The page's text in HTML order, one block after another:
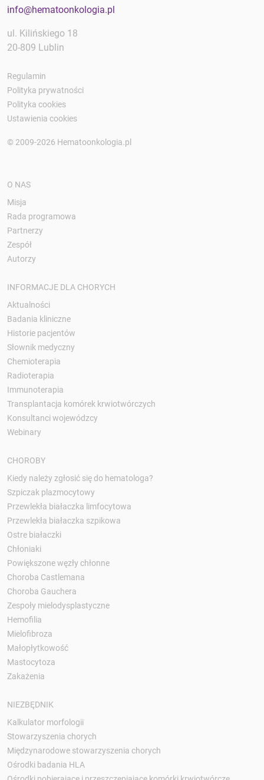
info@hematoonkologia.pl
ul. Kilińskiego 18
20-809 Lublin
Regulamin
Polityka prywatności
Polityka cookies
Ustawienia cookies
© 2009-2026 Hematoonkologia.pl
O NAS
Misja
Rada programowa
Partnerzy
Zespół
Autorzy
INFORMACJE DLA CHORYCH
Aktualności
Badania kliniczne
Historie pacjentów
Słownik medyczny
Chemioterapia
Radioterapia
Immunoterapia
Transplantacja komórek krwiotwórczych
Konsultanci wojewódzcy
Webinary
CHOROBY
Kiedy należy zgłosić się do hematologa?
Szpiczak plazmocytowy
Przewlekła białaczka limfocytowa
Przewlekła białaczka szpikowa
Ostre białaczki
Chłoniaki
Powiększone węzły chłonne
Choroba Castlemana
Choroba Gauchera
Zespoły mielodysplastyczne
Hemofilia
Mielofibroza
Małopłytkowość
Mastocytoza
Zakażenia
NIEZBĘDNIK
Kalkulator morfologii
Stowarzyszenia chorych
Międzynarodowe stowarzyszenia chorych
Ośrodki badania HLA